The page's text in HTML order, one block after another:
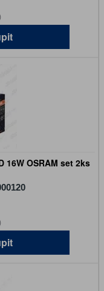
16W OSRAM set 2ks